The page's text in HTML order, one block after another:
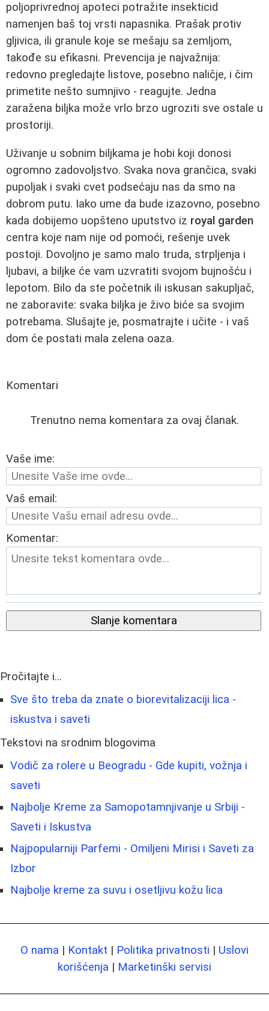
poljoprivrednoj apoteci potražite insekticid
namenjen baš toj vrsti napasnika. Prašak protiv
gljivica, ili granule koje se mešaju sa zemljom,
takođe su efikasni. Prevencija je najvažnija:
redovno pregledajte listove, posebno naličje, i čim
primetite nešto sumnjivo - reagujte. Jedna
zaražena biljka može vrlo brzo ugroziti sve ostale u
prostoriji.
Uživanje u sobnim biljkama je hobi koji donosi
ogromno zadovoljstvo. Svaka nova grančica, svaki
pupoljak i svaki cvet podsećaju nas da smo na
dobrom putu. Iako ume da bude izazovno, posebno
kada dobijemo uopšteno uputstvo iz royal garden
centra koje nam nije od pomoći, rešenje uvek
postoji. Dovoljno je samo malo truda, strpljenja i
ljubavi, a biljke će vam uzvratiti svojom bujnošću i
lepotom. Bilo da ste početnik ili iskusan sakupljač,
ne zaboravite: svaka biljka je živo biće sa svojim
potrebama. Slušajte je, posmatrajte i učite - i vaš
dom će postati mala zelena oaza.
Komentari
Trenutno nema komentara za ovaj članak.
Vaše ime:
Vaš email:
Komentar:
Slanje komentara
Pročitajte i...
Sve što treba da znate o biorevitalizaciji lica -
iskustva i saveti
Tekstovi na srodnim blogovima
Vodič za rolere u Beogradu - Gde kupiti, vožnja i
saveti
Najbolje Kreme za Samopotamnjivanje u Srbiji -
Saveti i Iskustva
Najpopularniji Parfemi - Omiljeni Mirisi i Saveti za
Izbor
Najbolje kreme za suvu i osetljivu kožu lica
O nama | Kontakt | Politika privatnosti | Uslovi
korišćenja | Marketinški servisi